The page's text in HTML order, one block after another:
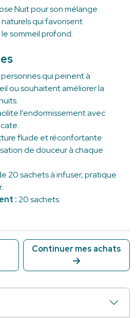
Nuit pour son mélange
qui favorisent
sommeil profond.
qui peinent à
ou souhaitent améliorer la
l'endormissement avec
fluide et réconfortante
de douceur à chaque
20 sachets à infuser, pratique
:20 sachets
Continuer mes achats